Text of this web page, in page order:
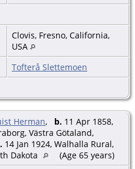
Clovis, Fresno, California,
USA
Tofterå Slettemoen
Herman, b. 11 Apr 1858,
Västra Götaland,
14 Jan 1924, Walhalla Rural,
Dakota
(Age 65 years)